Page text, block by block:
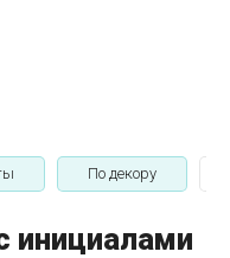
По декору
инициалами